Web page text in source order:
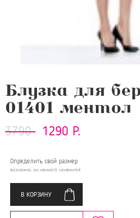
Блузка для
01401 ментол
3790 1290 Р.
Определить свой размер
возможно, он немного изменился
В КОРЗИНУ